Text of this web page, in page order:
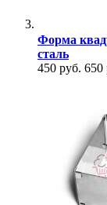
Форма
сталь
450 руб. 650